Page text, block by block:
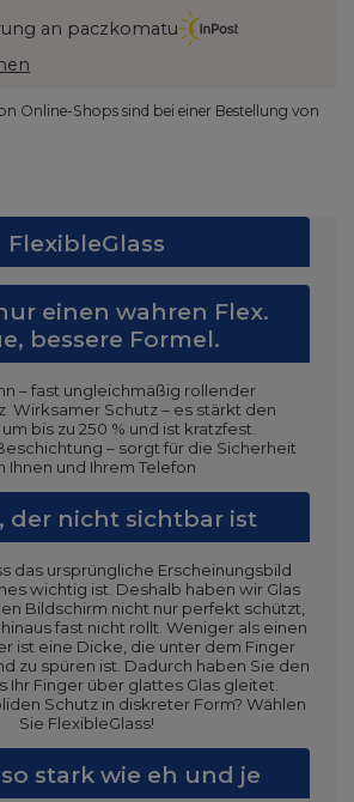
an paczkomatu
Online-Shops sind bei einer Bestellung von
FlexibleGlass
einen wahren Flex.
bessere Formel.
– fast ungleichmäßig rollender
Wirksamer Schutz – es stärkt den
bis zu 250 % und ist kratzfest.
– sorgt für die Sicherheit
Ihnen und Ihrem Telefon
der nicht sichtbar ist
das ursprüngliche Erscheinungsbild
wichtig ist. Deshalb haben wir Glas
Bildschirm nicht nur perfekt schützt,
fast nicht rollt. Weniger als einen
ist eine Dicke, die unter dem Finger
zu spüren ist. Dadurch haben Sie den
Ihr Finger über glattes Glas gleitet.
Schutz in diskreter Form? Wählen
Sie FlexibleGlass!
stark wie eh und je